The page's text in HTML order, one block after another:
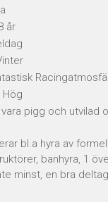
år
Hög
pigg och utvilad
bl.a hyra av
banhyra, 1
minst, en bra